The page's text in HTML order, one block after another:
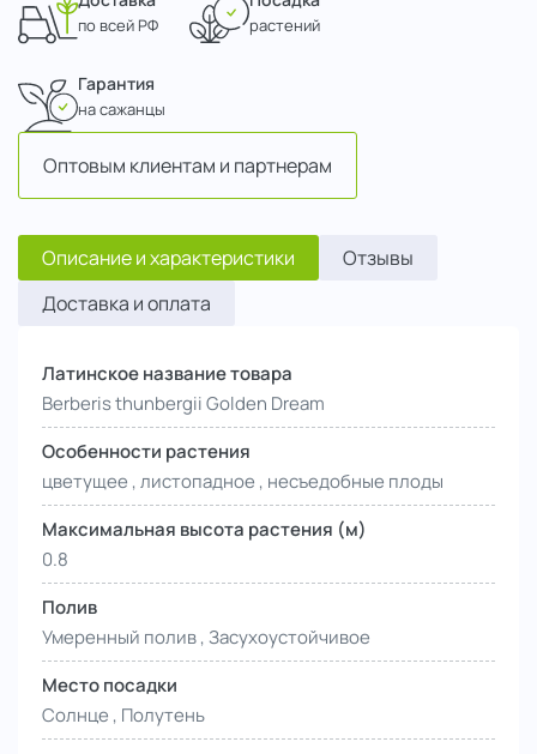
по всей РФ растений
Гарантия
на сажанцы
Оптовым клиентам и партнерам
Описание и характеристики
Отзывы
Доставка и оплата
Латинское название товара
Berberis thunbergii Golden Dream
Особенности растения
цветущее , листопадное , несъедобные плоды
Максимальная высота растения (м)
0.8
Полив
Умеренный полив , Засухоустойчивое
Место посадки
Солнце , Полутень